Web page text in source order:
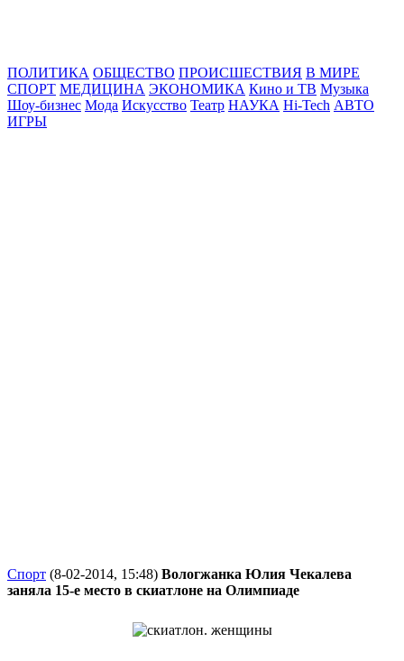
ПОЛИТИКА ОБЩЕСТВО ПРОИСШЕСТВИЯ В МИРЕ
СПОРТ МЕДИЦИНА ЭКОНОМИКА Кино и ТВ Музыка
Шоу-бизнес Мода Искусство Театр НАУКА Hi-Tech АВТО
ИГРЫ
Спорт (8-02-2014, 15:48) Вологжанка Юлия Чекалева
заняла 15-е место в скиатлоне на Олимпиаде